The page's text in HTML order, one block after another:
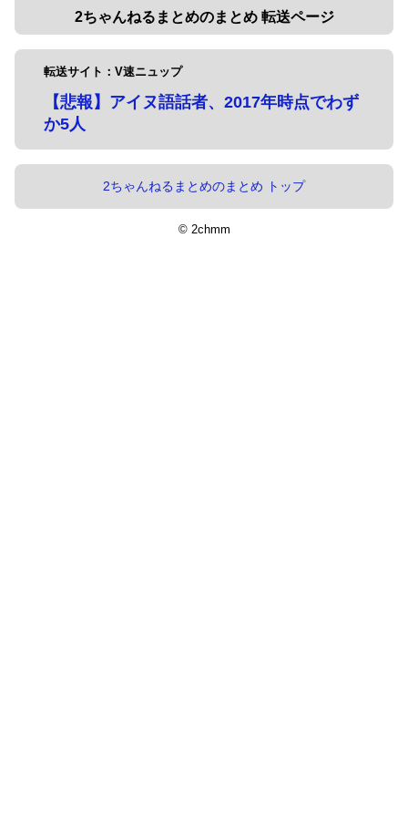
2ちゃんねるまとめのまとめ 転送ページ
転送サイト：V速ニュップ
【悲報】アイヌ語話者、2017年時点でわず
か5人
2ちゃんねるまとめのまとめ トップ
© 2chmm